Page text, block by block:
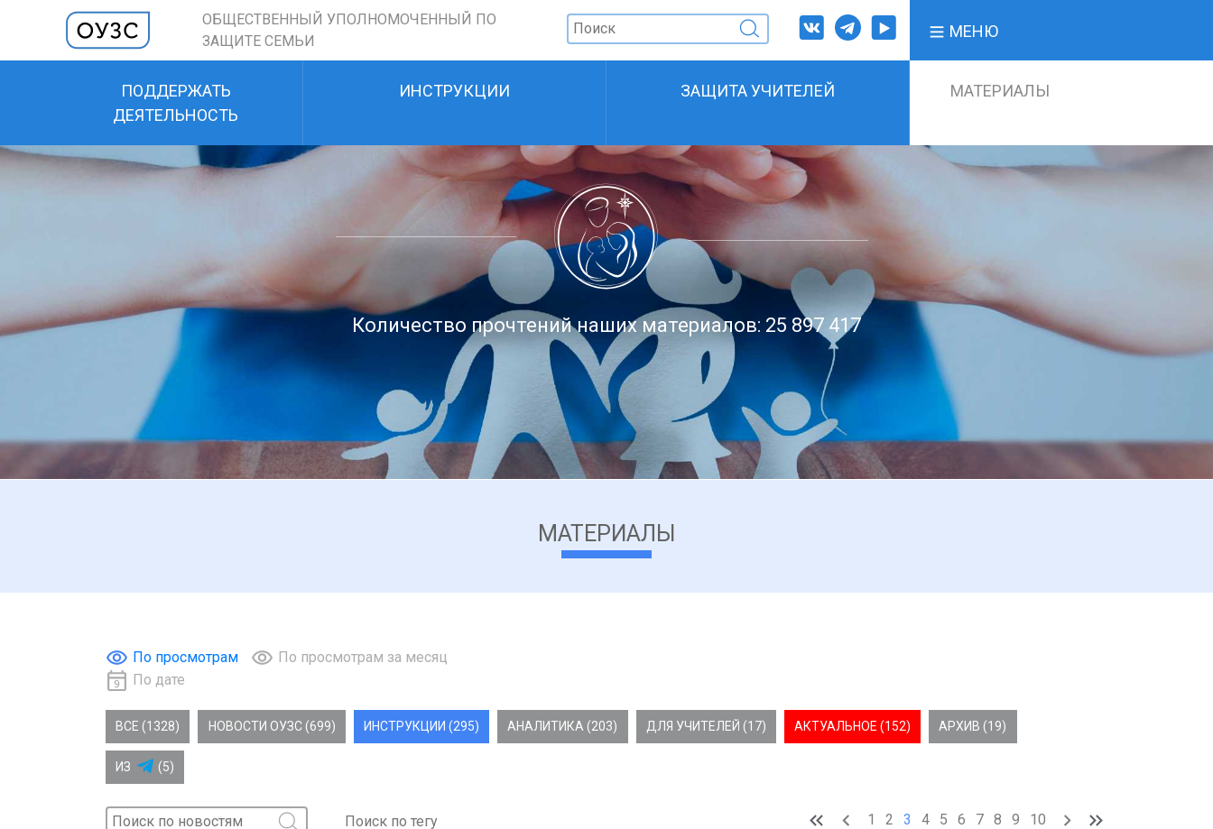
ОБЩЕСТВЕННЫЙ УПОЛНОМОЧЕННЫЙ ПО
ЗАЩИТЕ СЕМЬИ
МЕНЮ
ПОДДЕРЖАТЬ
ДЕЯТЕЛЬНОСТЬ
ИНСТРУКЦИИ ЗАЩИТА УЧИТЕЛЕЙ МАТЕРИАЛЫ
Количество прочтений наших материалов: 25 897 417
МАТЕРИАЛЫ
По просмотрам
По просмотрам за месяц
По дате
ВСЕ (1328) НОВОСТИ ОУЗС (699) ИНСТРУКЦИИ (295) АНАЛИТИКА (203) ДЛЯ УЧИТЕЛЕЙ (17) АКТУАЛЬНОЕ (152) АРХИВ (19)
ИЗ (5)
1 2 3 4 5 6 7 8 9 10